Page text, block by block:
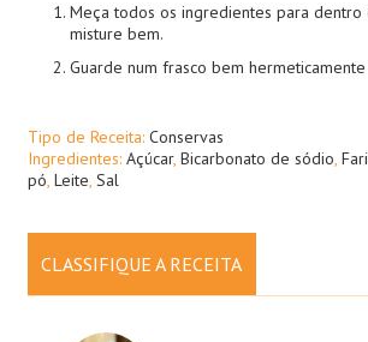
Meça todos os ingredientes para dentro
misture bem.
Guarde num frasco bem
Tipo de Receita: Conservas
Ingredientes: Açúcar, Bicarbonato de sódio,
pó, Leite, Sal
CLASSIFIQUE A RECEITA